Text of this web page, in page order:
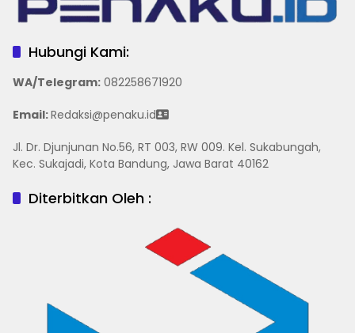
Hubungi Kami:
WA/Telegram: 082258671920
Email:Redaksi@penaku.id
Jl. Dr. Djunjunan No.56, RT 003, RW 009. Kel. Sukabungah,
Kec. Sukajadi, Kota Bandung, Jawa Barat 40162
Diterbitkan Oleh :